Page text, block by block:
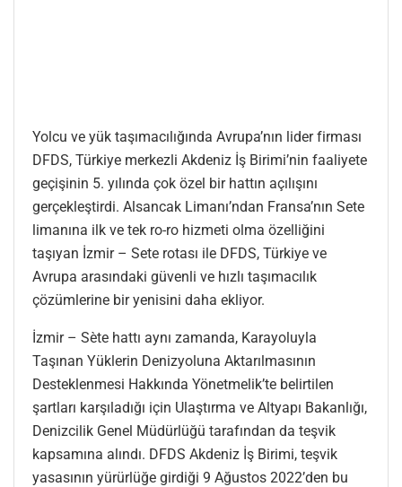
Yolcu ve yük taşımacılığında Avrupa’nın lider firması
DFDS, Türkiye merkezli Akdeniz İş Birimi’nin faaliyete
geçişinin 5. yılında çok özel bir hattın açılışını
gerçekleştirdi. Alsancak Limanı’ndan Fransa’nın Sete
limanına ilk ve tek ro-ro hizmeti olma özelliğini
taşıyan İzmir – Sete rotası ile DFDS, Türkiye ve
Avrupa arasındaki güvenli ve hızlı taşımacılık
çözümlerine bir yenisini daha ekliyor.
İzmir – Sète hattı aynı zamanda, Karayoluyla
Taşınan Yüklerin Denizyoluna Aktarılmasının
Desteklenmesi Hakkında Yönetmelik’te belirtilen
şartları karşıladığı için Ulaştırma ve Altyapı Bakanlığı,
Denizcilik Genel Müdürlüğü tarafından da teşvik
kapsamına alındı. DFDS Akdeniz İş Birimi, teşvik
yasasının yürürlüğe girdiği 9 Ağustos 2022’den bu